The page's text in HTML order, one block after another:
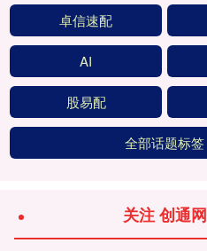
卓信速配
AI
股易配
全部话题标签
关注 创通网